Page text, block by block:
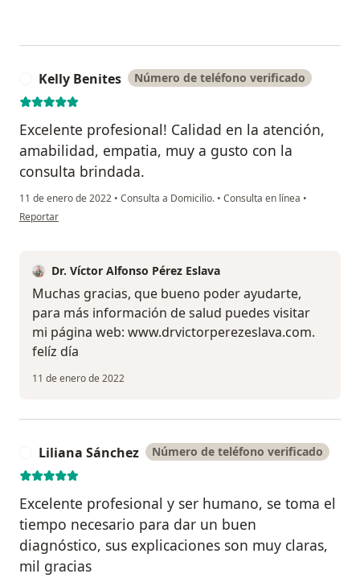
Kelly Benites Número de teléfono verificado
Excelente profesional! Calidad en la atención,
amabilidad, empatia, muy a gusto con la
consulta brindada.
11 de enero de 2022 • Consulta a Domicilio. • Consulta en línea •
en opinión del usuario Kelly Benites
Reportar
Dr. Víctor Alfonso Pérez Eslava
Muchas gracias, que bueno poder ayudarte,
para más información de salud puedes visitar
mi página web: www.drvictorperezeslava.com.
felíz día
11 de enero de 2022
Liliana Sánchez Número de teléfono verificado
Excelente profesional y ser humano, se toma el
tiempo necesario para dar un buen
diagnóstico, sus explicaciones son muy claras,
mil gracias